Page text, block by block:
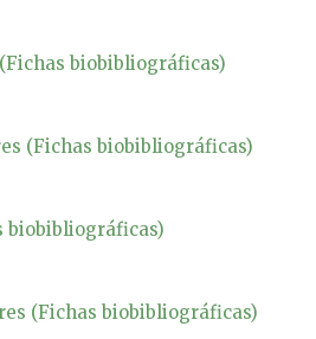
biobibliográficas)
(Fichas biobibliográficas)
biobibliográficas)
(Fichas biobibliográficas)